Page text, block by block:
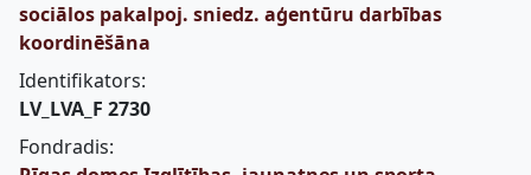
sociālos pakalpoj. sniedz. aģentūru darbības
koordinēšāna
Identifikators:
LV_LVA_F 2730
Fondradis: